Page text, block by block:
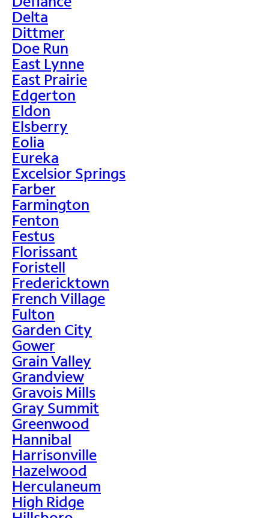
Delta
Dittmer
Doe Run
East Lynne
East Prairie
Edgerton
Eldon
Elsberry
Eolia
Eureka
Excelsior Springs
Farber
Farmington
Fenton
Festus
Florissant
Foristell
Fredericktown
French Village
Fulton
Garden City
Gower
Grain Valley
Grandview
Gravois Mills
Gray Summit
Greenwood
Hannibal
Harrisonville
Hazelwood
Herculaneum
High Ridge